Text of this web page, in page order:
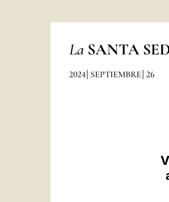
La SANTA
2024 SEPTIEMBRE 26